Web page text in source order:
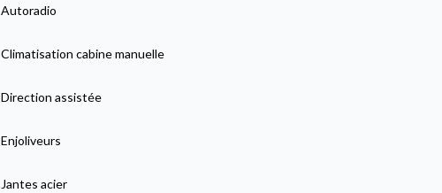
Autoradio
Climatisation cabine manuelle
Direction assistée
Enjoliveurs
Jantes acier